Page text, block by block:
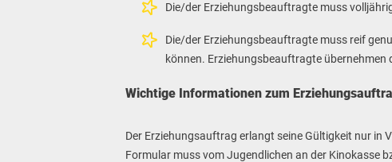
Die/der Erziehungsbeauftragte muss
Die/der Erziehungsbeauftragte muss reif
können. Erziehungsbeauftragte
Wichtige Informationen zum
Der Erziehungsauftrag erlangt seine Gültigkeit nur in
Formular muss vom Jugendlichen an der Kinokasse